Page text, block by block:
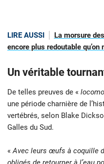
LIRE AUSSI
La morsure
encore plus redoutable qu’on
Un véritable
De telles preuves de «
une période charnière de
vertébrés, selon Blake
Galles du Sud.
« Avec leurs œufs à coquille